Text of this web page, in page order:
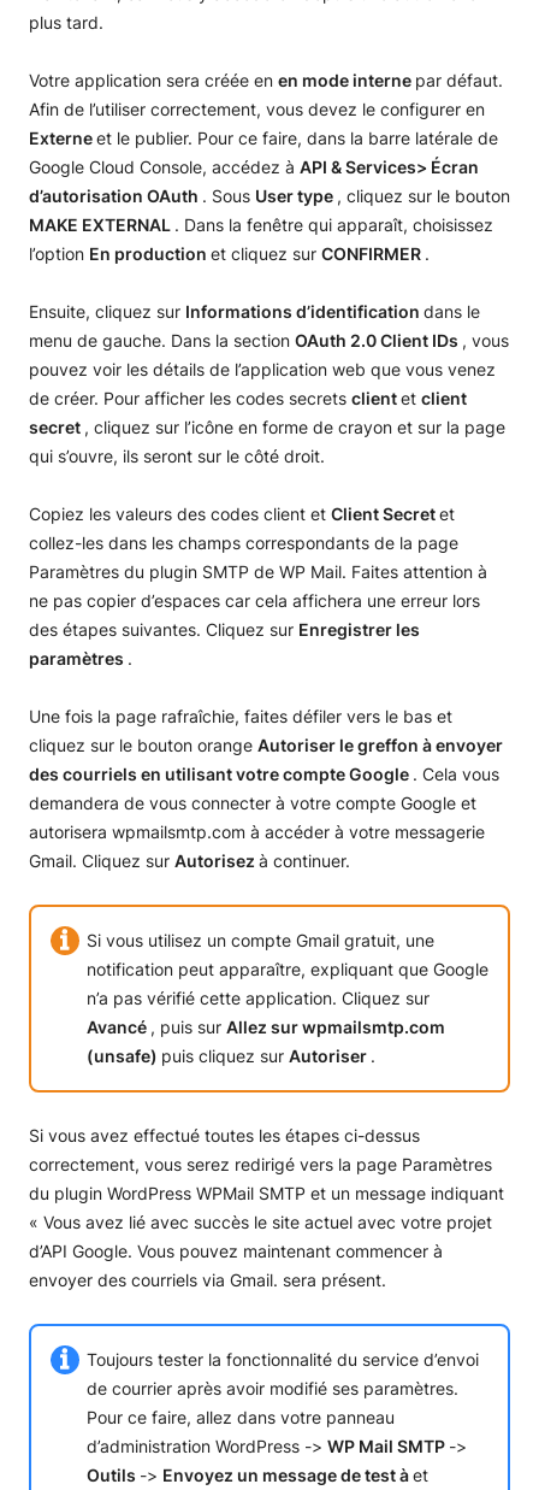
plus tard.
Votre application sera créée en en mode interne par défaut.
Afin de l’utiliser correctement, vous devez le configurer en
Externeet le publier. Pour ce faire, dans la barre latérale de
Google Cloud Console, accédez à API & Services> Écran
d’autorisation OAuth . Sous User type , cliquez sur le bouton
MAKE EXTERNAL . Dans la fenêtre qui apparaît, choisissez
l’option En production et cliquez sur CONFIRMER .
Ensuite, cliquez sur Informations d’identification dans le
menu de gauche. Dans la section OAuth 2.0 Client IDs , vous
pouvez voir les détails de l’application web que vous venez
de créer. Pour afficher les codes secrets clientet client
secret , cliquez sur l’icône en forme de crayon et sur la page
qui s’ouvre, ils seront sur le côté droit.
Copiez les valeurs des codes client et Client Secretet
collez-les dans les champs correspondants de la page
Paramètres du plugin SMTP de WP Mail. Faites attention à
ne pas copier d’espaces car cela affichera une erreur lors
des étapes suivantes. Cliquez sur Enregistrer les
paramètres .
Une fois la page rafraîchie, faites défiler vers le bas et
cliquez sur le bouton orange Autoriser le greffon à envoyer
des courriels en utilisant votre compte Google . Cela vous
demandera de vous connecter à votre compte Google et
autorisera wpmailsmtp.com à accéder à votre messagerie
Gmail. Cliquez sur Autorisez à continuer.
Si vous utilisez un compte Gmail gratuit, une
notification peut apparaître, expliquant que Google
n’a pas vérifié cette application. Cliquez sur
Avancé , puis sur Allez sur wpmailsmtp.com
(unsafe) puis cliquez sur Autoriser .
Si vous avez effectué toutes les étapes ci-dessus
correctement, vous serez redirigé vers la page Paramètres
du plugin WordPress WPMail SMTP et un message indiquant
« Vous avez lié avec succès le site actuel avec votre projet
d’API Google. Vous pouvez maintenant commencer à
envoyer des courriels via Gmail. sera présent.
Toujours tester la fonctionnalité du service d’envoi
de courrier après avoir modifié ses paramètres.
Pour ce faire, allez dans votre panneau
d’administration WordPress -> WP Mail SMTP ->
Outils -> Envoyez un message de test àet